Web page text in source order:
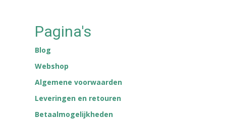
Pagina's
Blog
Webshop
Algemene voorwaarden
Leveringen en retouren
Betaalmogelijkheden